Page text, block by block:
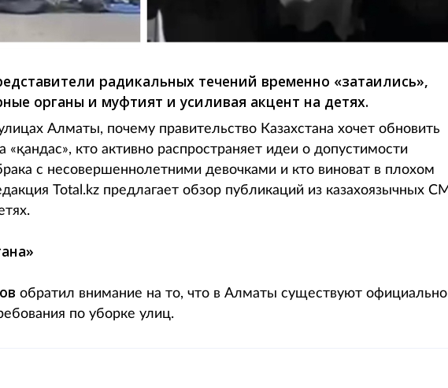
радикальных течений временно «затаились»,
органы и муфтият и усиливая акцент на детях.
Алматы, почему правительство Казахстана хочет обновить
«қандас», кто активно распространяет идеи о допустимости
с несовершеннолетними девочками и кто виноват в плохом
Total.kz предлагает обзор публикаций из казахоязычных
обратил внимание на то, что в Алматы существуют официально
по уборке улиц.